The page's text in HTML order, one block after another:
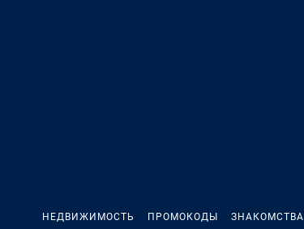
НЕДВИЖИМОСТЬ ПРОМОКОДЫ ЗНАКОМСТВА